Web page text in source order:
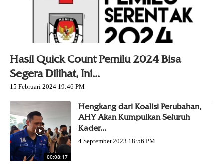
Hasil Quick Count Pemilu 2024 Bisa
Segera Dilihat, Ini...
15 Februari 2024 19:46 PM
00:08:17
Hengkang dari Koalisi Perubahan,
AHY Akan Kumpulkan Seluruh
Kader...
4 September 2023 18:56 PM